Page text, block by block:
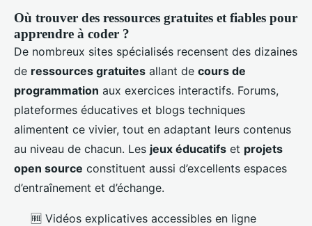
Où trouver des ressources gratuites et fiables pour
apprendre à coder ?
De nombreux sites spécialisés recensent des dizaines
de ressources gratuites allant de cours de
programmation aux exercices interactifs. Forums,
plateformes éducatives et blogs techniques
alimentent ce vivier, tout en adaptant leurs contenus
au niveau de chacun. Les jeux éducatifs et projets
open source constituent aussi d’excellents espaces
d’entraînement et d’échange.
🆓 Vidéos explicatives accessibles en ligne